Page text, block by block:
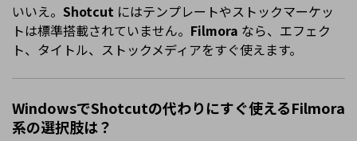
いいえ。 Shotcut にはテンプレートやストックマーケッ
トは標準搭載されていません。 Filmora なら、エフェク
ト、タイトル、ストックメディアをすぐ使えます。
WindowsでShotcutの代わりにすぐ使えるFilmora
系の選択肢は？